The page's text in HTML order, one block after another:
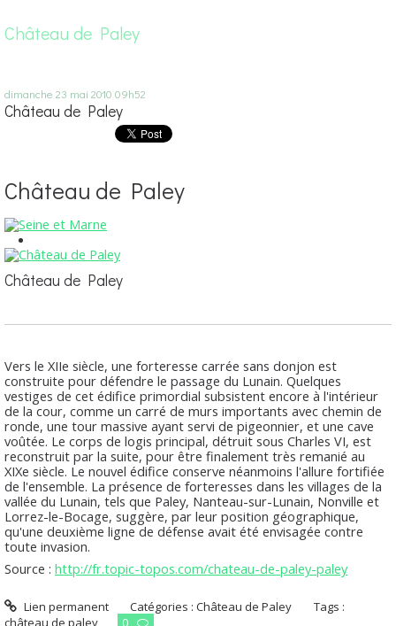
Château de Paley
dimanche 23 mai 2010 09h52
Château de Paley
Château de Paley
Château de Paley
Vers le XIIe siècle, une forteresse carrée sans donjon est
construite pour défendre le passage du Lunain. Quelques
vestiges de cet édifice primordial subsistent encore à l'intérieur
de la cour, comme un carré de murs importants avec chemin de
ronde, une tour massive ayant servi de pigeonnier, et une cave
voûtée. Le corps de logis principal, détruit sous Charles VI, est
reconstruit par la suite, pour être finalement très remanié au
XIXe siècle. Le nouvel édifice conserve néanmoins l'allure fortifiée
de l'ensemble. La présence de forteresses dans les villages de la
vallée du Lunain, tels que Paley, Nanteau-sur-Lunain, Nonville et
Lorrez-le-Bocage, suggère, par leur position géographique,
qu'une deuxième ligne de défense avait été envisagée contre
toute invasion.
Source : http://fr.topic-topos.com/chateau-de-paley-paley
Lien permanent Catégories :Château de Paley
Tags :
château de paley
0